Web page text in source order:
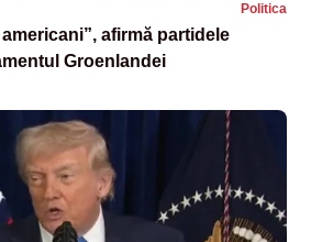
Politica
afirmă partidele
Groenlandei